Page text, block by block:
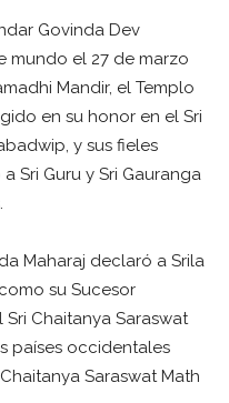
Govinda Dev
mundo el 27 de marzo
Mandir, el Templo
en su honor en el Sri
y sus fieles
Sri Guru y Sri Gauranga
Maharaj declaró a Srila
su Sucesor
Chaitanya Saraswat
países occidentales
Saraswat Math